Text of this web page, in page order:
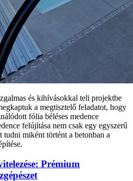
és kihívásokkal teli projektbe
a megtisztelő feladatot, hogy
fólia béléses medence
felújítása nem csak egy egyszerű
tudni miként történt a betonban a
Prémium